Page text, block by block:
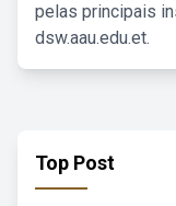
pelas principais
dsw.aau.edu.et.
Top Post